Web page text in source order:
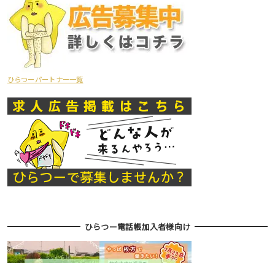
ひらつーパートナー一覧
ひらつー電話帳加入者様向け